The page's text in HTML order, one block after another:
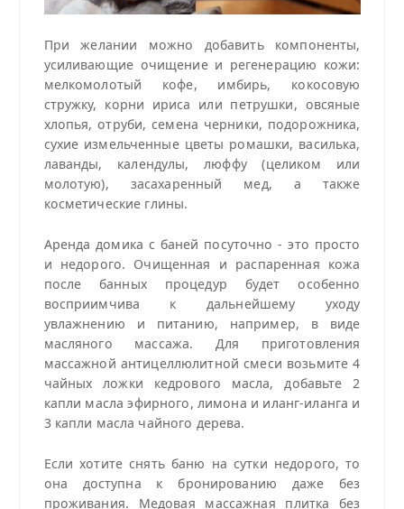
При желании можно добавить компоненты,
усиливающие очищение и регенерацию кожи:
мелкомолотый кофе, имбирь, кокосовую
стружку, корни ириса или петрушки, овсяные
хлопья, отруби, семена черники, подорожника,
сухие измельченные цветы ромашки, василька,
лаванды, календулы, люффу (целиком или
молотую), засахаренный мед, а также
косметические глины.
Аренда домика с баней посуточно - это просто
и недорого. Очищенная и распаренная кожа
после банных процедур будет особенно
восприимчива к дальнейшему уходу
увлажнению и питанию, например, в виде
масляного массажа. Для приготовления
массажной антицеллюлитной смеси возьмите 4
чайных ложки кедрового масла, добавьте 2
капли масла эфирного, лимона и иланг-иланга и
3 капли масла чайного дерева.
Если хотите снять баню на сутки недорого, то
она доступна к бронированию даже без
проживания. Медовая массажная плитка без